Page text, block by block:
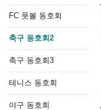
FC 풋볼 동호회
축구 동호회2
축구 동호회3
테니스 동호회
야구 동호회